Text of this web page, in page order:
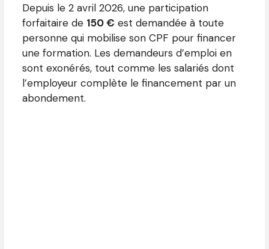
Depuis le 2 avril 2026, une participation
forfaitaire de 150 € est demandée à toute
personne qui mobilise son CPF pour financer
une formation. Les demandeurs d’emploi en
sont exonérés, tout comme les salariés dont
l’employeur complète le financement par un
abondement.